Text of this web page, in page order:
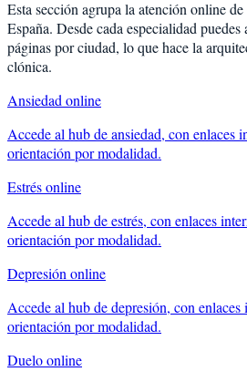
Esta sección agrupa la atención online
España. Desde cada especialidad puedes
páginas por ciudad, lo que hace la
clónica.
Ansiedad online
Accede al hub deansiedad, con enlaces
orientación por modalidad.
Estrésonline
Accede al hub deestrés, con enlaces
orientación por modalidad.
Depresión online
Accede al hub dedepresión, con enlaces
orientación por modalidad.
Dueloonline